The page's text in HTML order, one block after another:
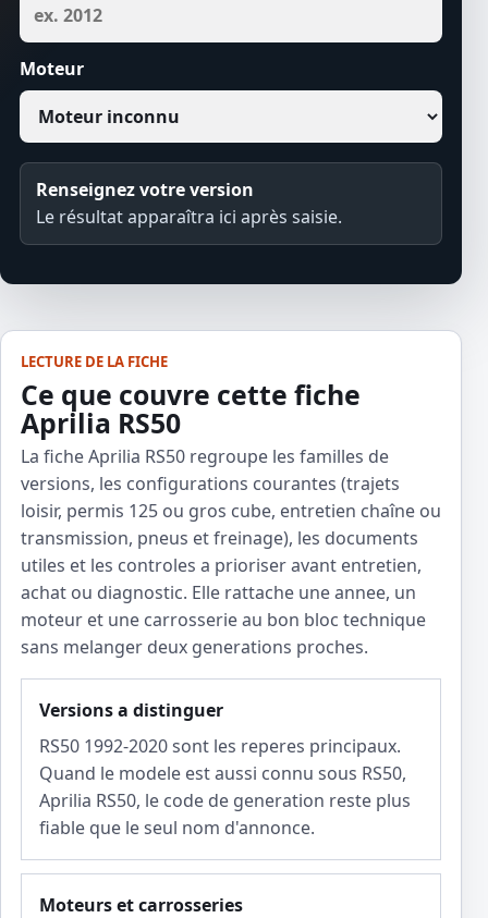
Moteur
Renseignez votre version
Le résultat apparaîtra ici après saisie.
LECTURE DE LA FICHE
Ce que couvre cette fiche
Aprilia RS50
La fiche Aprilia RS50 regroupe les familles de
versions, les configurations courantes (trajets
loisir, permis 125 ou gros cube, entretien chaîne ou
transmission, pneus et freinage), les documents
utiles et les controles a prioriser avant entretien,
achat ou diagnostic. Elle rattache une annee, un
moteur et une carrosserie au bon bloc technique
sans melanger deux generations proches.
Versions a distinguer
RS50 1992-2020 sont les reperes principaux.
Quand le modele est aussi connu sous RS50,
Aprilia RS50, le code de generation reste plus
fiable que le seul nom d'annonce.
Moteurs et carrosseries